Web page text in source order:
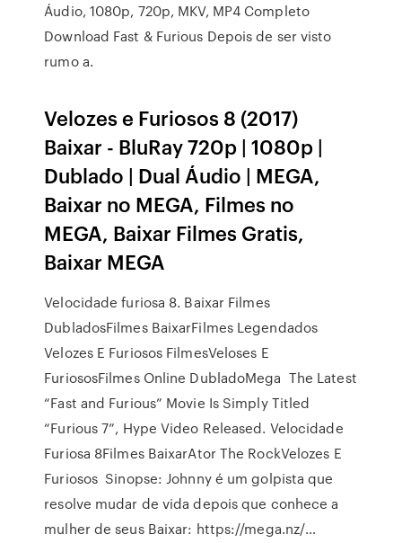
Áudio, 1080p, 720p, MKV, MP4 Completo
Download Fast & Furious Depois de ser visto
rumo a.
Velozes e Furiosos 8 (2017)
Baixar - BluRay 720p | 1080p |
Dublado | Dual Áudio | MEGA,
Baixar no MEGA, Filmes no
MEGA, Baixar Filmes Gratis,
Baixar MEGA
Velocidade furiosa 8. Baixar Filmes
DubladosFilmes BaixarFilmes Legendados
Velozes E Furiosos FilmesVeloses E
FuriososFilmes Online DubladoMega The Latest
“Fast and Furious” Movie Is Simply Titled
“Furious 7”, Hype Video Released. Velocidade
Furiosa 8Filmes BaixarAtor The RockVelozes E
Furiosos Sinopse: Johnny é um golpista que
resolve mudar de vida depois que conhece a
mulher de seus Baixar: https://mega.nz/…